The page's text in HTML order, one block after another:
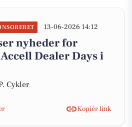
13-06-2026 14:12
nyheder for
Dealer Days i
Cykler
Kopiér link